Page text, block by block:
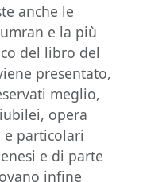
anche le
e la più
del libro del
presentato,
meglio,
opera
e particolari
e di parte
infine